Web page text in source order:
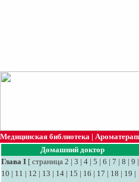
Медицинская библиотека |
Домашний доктор
Глава I [ страница 2 | 3 | 4 | 5 | 6 | 7 | 8 | 9 |
10 | 11 | 12 | 13 | 14 | 15 | 16 | 17 | 18 | 19 |